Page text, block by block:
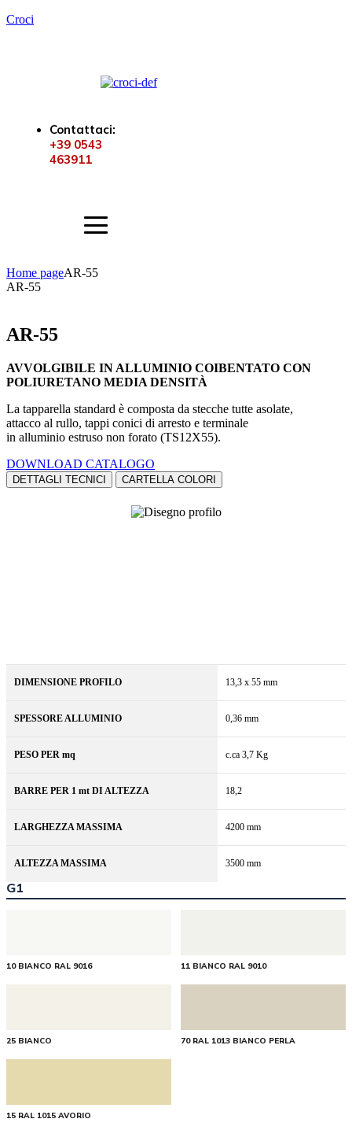
Croci
Contattaci:
+39 0543
463911
Home pageAR-55
AR-55
AR-55
AVVOLGIBILE IN ALLUMINIO COIBENTATO CON
POLIURETANO MEDIA DENSITÀ
La tapparella standard è composta da stecche tutte asolate,
attacco al rullo, tappi conici di arresto e terminale
in alluminio estruso non forato (TS12X55).
DOWNLOAD CATALOGO
DETTAGLI TECNICI CARTELLA COLORI
DIMENSIONE PROFILO 13,3 x 55 mm
SPESSORE ALLUMINIO 0,36 mm
PESO PER mq c.ca 3,7 Kg
BARRE PER 1 mt DI ALTEZZA 18,2
LARGHEZZA MASSIMA 4200 mm
ALTEZZA MASSIMA 3500 mm
G1
10 BIANCO RAL 9016 11 BIANCO RAL 9010
25 BIANCO 70 RAL 1013 BIANCO PERLA
15 RAL 1015 AVORIO